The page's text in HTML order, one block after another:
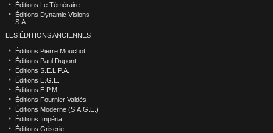
Éditions Le Téméraire
Éditions Dynamic Visions
S.A.
LES ÉDITIONS ANCIENNES
Éditions Pierre Mouchot
Éditions Paul Dupont
Éditions S.E.L.P.A.
Éditions E.G.E.
Éditions E.P.M.
Éditions Fournier Valdès
Éditions Moderne (S.A.G.E.)
Éditions Impéria
Éditions Griserie